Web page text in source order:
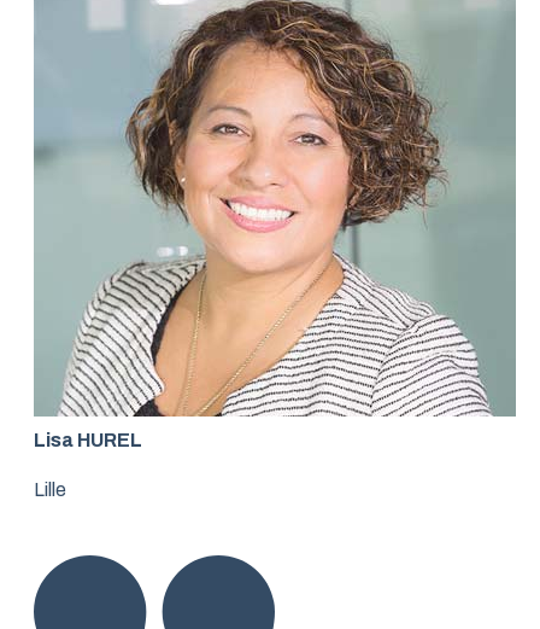
Lisa HUREL
Lille